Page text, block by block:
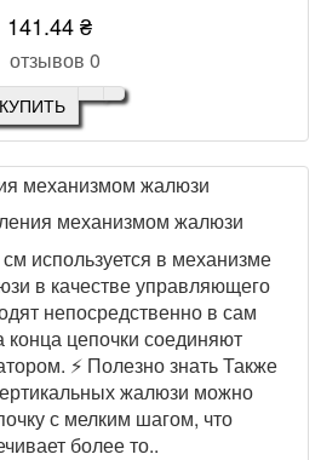
141.44 ₴
отзывов 0
КУПИТЬ
механизмом жалюзи
используется в механизме
в качестве управляющего
непосредственно в сам
конца цепочки соединяют
⚡ Полезно знать Также
жалюзи можно
с мелким шагом, что
более то..